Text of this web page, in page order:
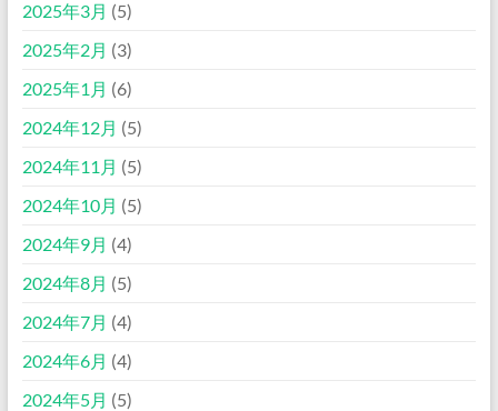
2025年3月 (5)
2025年2月 (3)
2025年1月 (6)
2024年12月 (5)
2024年11月 (5)
2024年10月 (5)
2024年9月 (4)
2024年8月 (5)
2024年7月 (4)
2024年6月 (4)
2024年5月 (5)